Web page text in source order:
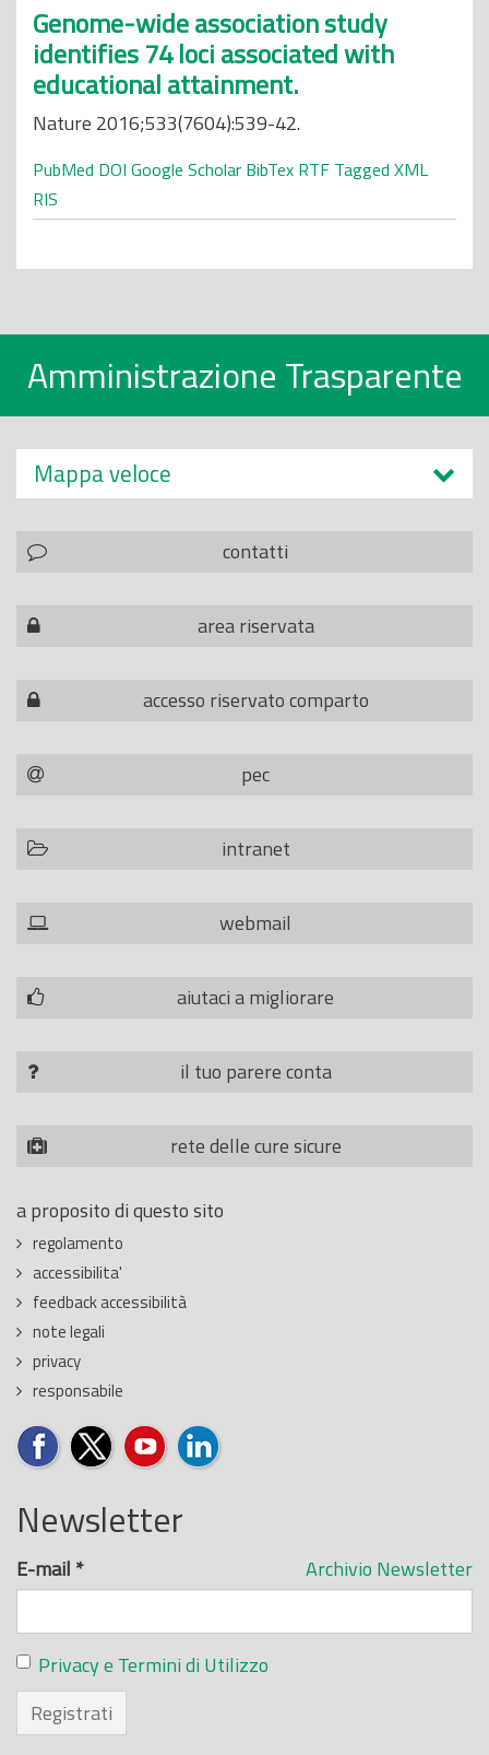
Genome-wide association study
identifies 74 loci associated with
educational attainment.
Nature 2016;533(7604):539-42.
PubMed DOI Google Scholar BibTex RTF Tagged XML
RIS
Amministrazione Trasparente
Mappa veloce
contatti
area riservata
accesso riservato comparto
pec
intranet
webmail
aiutaci a migliorare
il tuo parere conta
rete delle cure sicure
a proposito di questo sito
regolamento
accessibilita'
feedback accessibilità
note legali
privacy
responsabile
Newsletter
Archivio Newsletter
E-mail *
Privacy e Termini di Utilizzo
Registrati